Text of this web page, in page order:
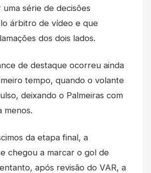
uma série de decisões
árbitro de vídeo e que
dos dois lados.
de destaque ocorreu ainda
tempo, quando o volante
deixando o Palmeiras com
menos.
da etapa final, a
chegou a marcar o gol de
após revisão do VAR, a